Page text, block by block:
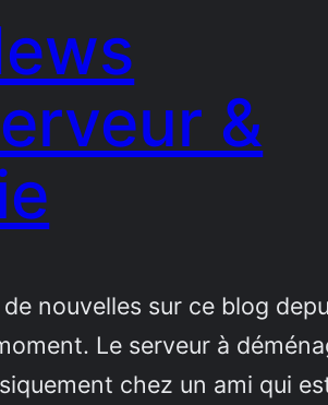
&
de nouvelles sur ce blog
Le serveur à
chez un ami qui